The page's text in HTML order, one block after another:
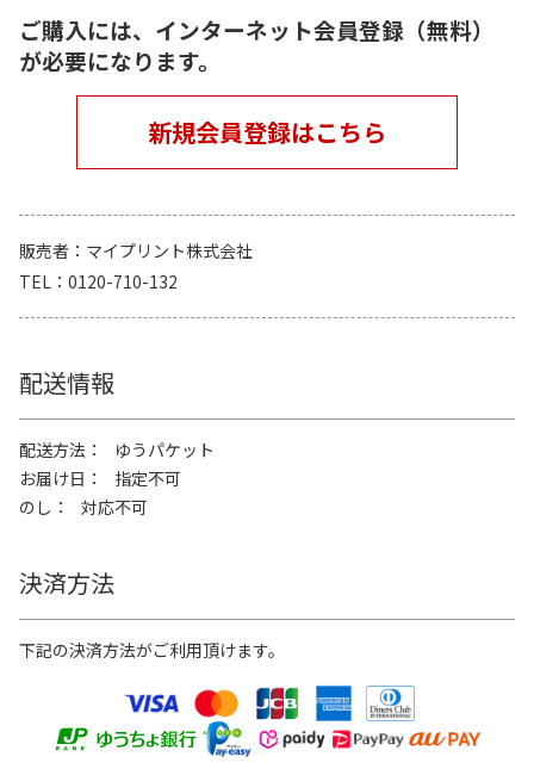
ご購入には、インターネット会員登録（無料）
が必要になります。
新規会員登録はこちら
販売者
マイプリント株式会社
TEL
0120-710-132
配送情報
配送方法
ゆうパケット
お届け日
指定不可
のし
対応不可
決済方法
下記の決済方法がご利用頂けます。